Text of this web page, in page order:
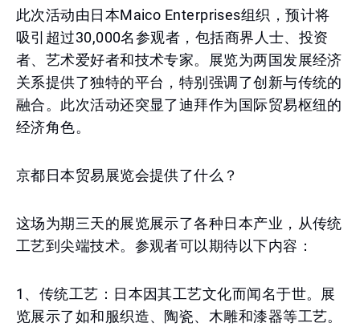
此次活动由日本Maico Enterprises组织，预计将
吸引超过30,000名参观者，包括商界人士、投资
者、艺术爱好者和技术专家。展览为两国发展经济
关系提供了独特的平台，特别强调了创新与传统的
融合。此次活动还突显了迪拜作为国际贸易枢纽的
经济角色。
京都日本贸易展览会提供了什么？
这场为期三天的展览展示了各种日本产业，从传统
工艺到尖端技术。参观者可以期待以下内容：
1、传统工艺：日本因其工艺文化而闻名于世。展
览展示了如和服织造、陶瓷、木雕和漆器等工艺。